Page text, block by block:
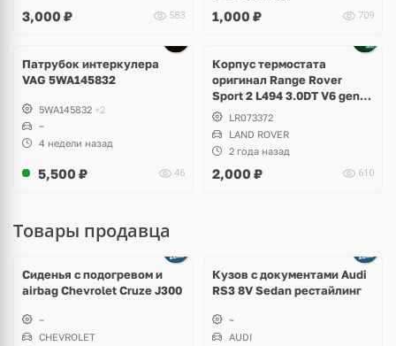
3,000 ₽ 583 1,000 ₽ 709
Патрубок интеркулера
VAG 5WA145832
5WA145832 +2
~
4 недели назад
5,500 ₽ 46
Корпус термостата
оригинал Range Rover
Sport 2 L494 3.0DT V6 gen2
Twin-turbo
LR073372
LAND ROVER
2 года назад
2,000 ₽ 610
Товары продавца
Сиденья с подогревом и
airbag Chevrolet Cruze J300
~
CHEVROLET
Кузов с документами Audi
RS3 8V Sedan рестайлинг
~
AUDI